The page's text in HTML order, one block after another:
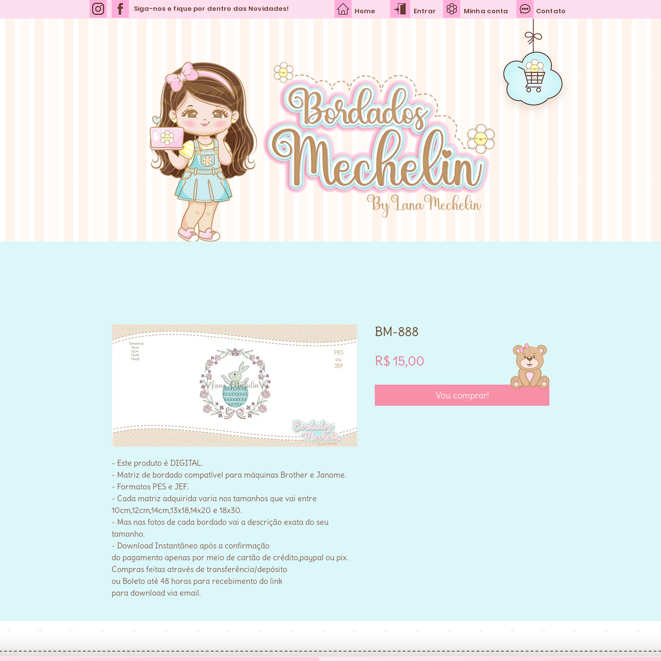
Siga-nos e fique por dentro das Novidades! Home Entrar Minha conta Contato
- Este produto é DIGITAL.
- Matriz de bordado compatível para máquinas Brother e Janome.
- Formatos PES e JEF.
- Cada matriz adquirida varia nos tamanhos que vai entre
10cm,12cm,14cm,13x18,14x20 e 18x30.
- Mas nas fotos de cada bordado vai a descrição exata do seu
tamanho.
- Download Instantâneo após a confirmação
do pagamento apenas por meio de cartão de crédito,paypal ou pix.
Compras feitas através de transferência/depósito
ou Boleto até 48 horas para recebimento do link
para download via email.
BM-888
R$ 15,00
Vou comprar!